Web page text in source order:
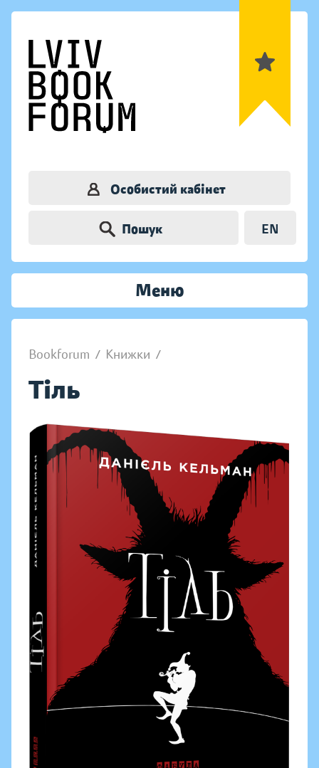
Особистий кабінет
Пошук EN
Меню
Bookforum / Книжки /
Тіль